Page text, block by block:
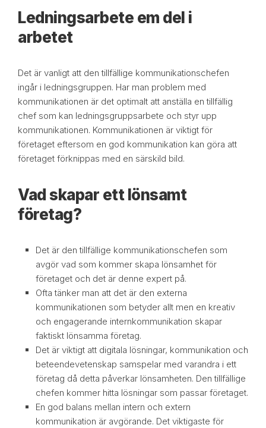
Ledningsarbete em del i
arbetet
Det är vanligt att den tillfällige kommunikationschefen
ingår i ledningsgruppen. Har man problem med
kommunikationen är det optimalt att anställa en tillfällig
chef som kan ledningsgruppsarbete och styr upp
kommunikationen. Kommunikationen är viktigt för
företaget eftersom en god kommunikation kan göra att
företaget förknippas med en särskild bild.
Vad skapar ett lönsamt
företag?
Det är den tillfällige kommunikationschefen som
avgör vad som kommer skapa lönsamhet för
företaget och det är denne expert på.
Ofta tänker man att det är den externa
kommunikationen som betyder allt men en kreativ
och engagerande internkommunikation skapar
faktiskt lönsamma företag.
Det är viktigt att digitala lösningar, kommunikation och
beteendevetenskap samspelar med varandra i ett
företag då detta påverkar lönsamheten. Den tillfällige
chefen kommer hitta lösningar som passar företaget.
En god balans mellan intern och extern
kommunikation är avgörande. Det viktigaste för